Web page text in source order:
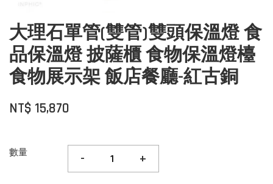
大理石單管(雙管)雙頭保溫燈 食
品保溫燈 披薩櫃 食物保溫燈檯
食物展示架 飯店餐廳-紅古銅
NT$ 15,870
數量 - +